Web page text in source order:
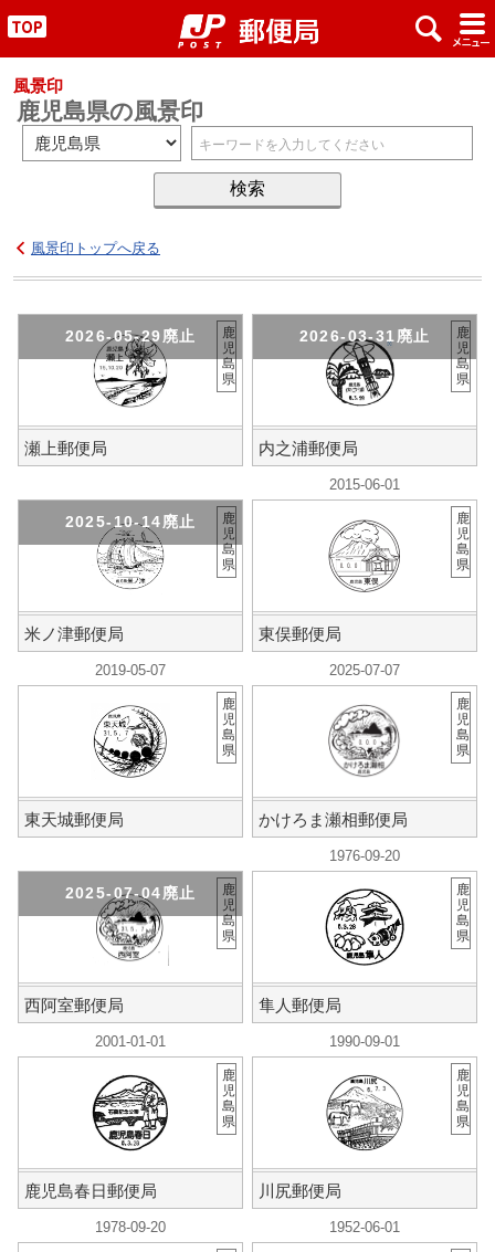
" x #
風景印
鹿児島県の風景印
風景印トップへ戻る
瀬上郵便局
2026-05-29廃止
鹿
児
島
県
内之浦郵便局
2026-03-31廃止
鹿
児
島
県
米ノ津郵便局
2025-10-14廃止
鹿
児
島
県
2015-06-01
東俣郵便局
鹿
児
島
県
2019-05-07
東天城郵便局
鹿
児
島
県
2025-07-07
かけろま瀬相郵便局
鹿
児
島
県
西阿室郵便局
2025-07-04廃止
鹿
児
島
県
1976-09-20
隼人郵便局
鹿
児
島
県
2001-01-01
鹿児島春日郵便局
鹿
児
島
県
1990-09-01
川尻郵便局
鹿
児
島
県
1978-09-20 1952-06-01